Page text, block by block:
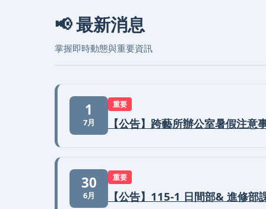
📢最新消息
掌握即時動態與重要資訊
1
7月
重要
【公告】跨藝所辦公室暑假注意
30
6月
重要
【公告】115-1 日間部& 進修部